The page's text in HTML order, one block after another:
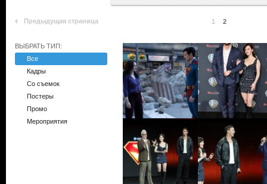
Предыдущая страница 1 2
ВЫБРАТЬ ТИП:
Все
Кадры
Со съемок
Постеры
Промо
Мероприятия